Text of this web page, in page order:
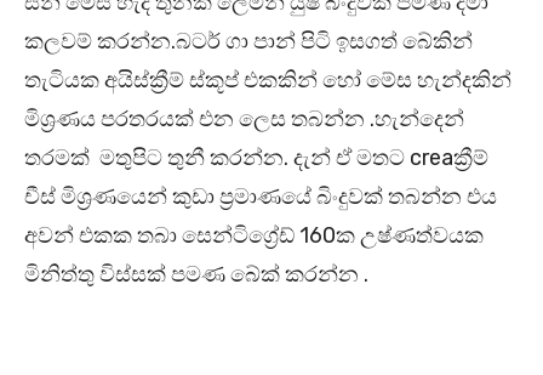
කලවම් කරන්න.බටර් ගා පාන් පිටි ඉසගත් බේකින්
තැටියක අයිස්ක්‍රීම් ස්කූප් එකකින් හෝ මේස හැන්දකින්
මිශ්‍රණය පරතරයක් එන ලෙස තබන්න .හැන්දෙන්
තරමක් මතුපිට තුනී කරන්න. දැන් ඒ මතට creaක්‍රීම්
චීස් මිශ්‍රණයෙන් කුඩා ප්‍රමාණයේ බිංදුවක් තබන්න එය
අවන් එකක තබා සෙන්ටිග්‍රේඩ් 160ක උෂ්ණත්වයක
මිනිත්තු විස්සක් පමණ බේක් කරන්න .